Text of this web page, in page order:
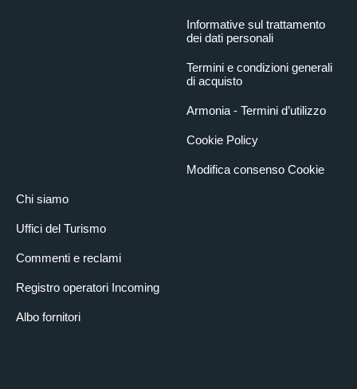
Chi siamo
Uffici del Turismo
Commenti e reclami
Registro operatori Incoming
Albo fornitori
Informative sul trattamento
dei dati personali
Termini e condizioni generali
di acquisto
Armonia - Termini d’utilizzo
Cookie Policy
Modifica consenso Cookie